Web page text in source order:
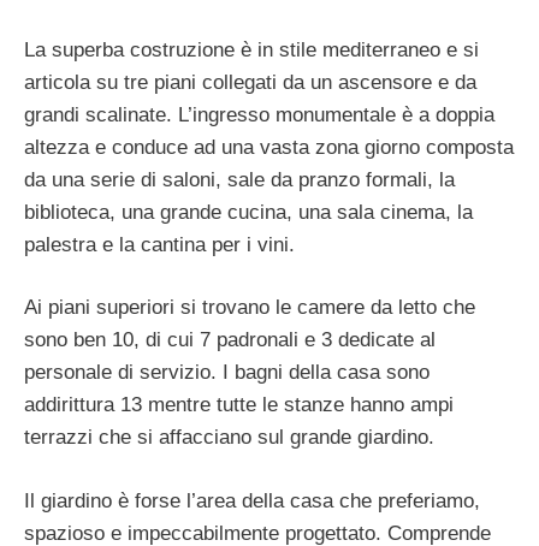
La superba costruzione è in stile mediterraneo e si
articola su tre piani collegati da un ascensore e da
grandi scalinate. L’ingresso monumentale è a doppia
altezza e conduce ad una vasta zona giorno composta
da una serie di saloni, sale da pranzo formali, la
biblioteca, una grande cucina, una sala cinema, la
palestra e la cantina per i vini.
Ai piani superiori si trovano le camere da letto che
sono ben 10, di cui 7 padronali e 3 dedicate al
personale di servizio. I bagni della casa sono
addirittura 13 mentre tutte le stanze hanno ampi
terrazzi che si affacciano sul grande giardino.
Il giardino è forse l’area della casa che preferiamo,
spazioso e impeccabilmente progettato. Comprende